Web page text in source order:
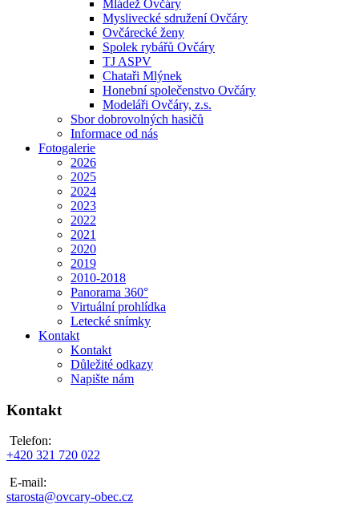
Mládež Ovčáry
Myslivecké sdružení Ovčáry
Ovčárecké ženy
Spolek rybářů Ovčáry
TJ ASPV
Chataři Mlýnek
Honební společenstvo Ovčáry
Modeláři Ovčáry, z.s.
Sbor dobrovolných hasičů
Informace od nás
Fotogalerie
2026
2025
2024
2023
2022
2021
2020
2019
2010-2018
Panorama 360°
Virtuální prohlídka
Letecké snímky
Kontakt
Kontakt
Důležité odkazy
Napište nám
Kontakt
Telefon:
+420 321 720 022
E-mail:
starosta@ovcary-obec.cz